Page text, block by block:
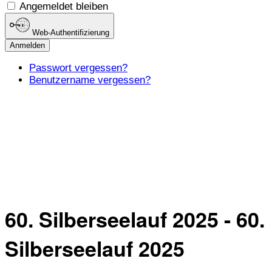
Angemeldet bleiben
Web-Authentifizierung
Anmelden
Passwort vergessen?
Benutzername vergessen?
60. Silberseelauf 2025 - 60.
Silberseelauf 2025